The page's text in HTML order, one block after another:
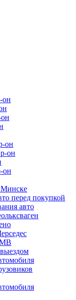
он
он
он
он
Минске
перед покупкой
авто